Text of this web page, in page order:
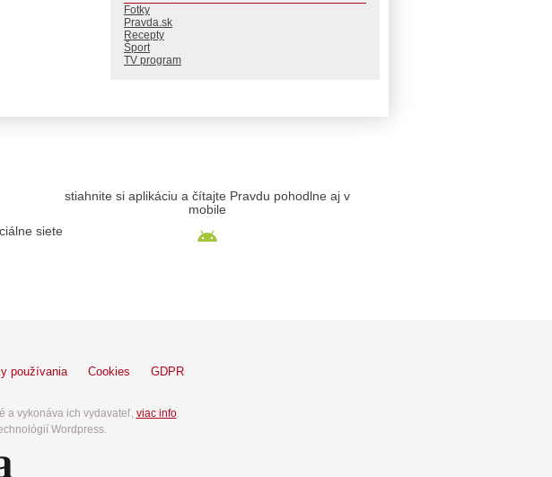
Fotky
Pravda.sk
Recepty
Šport
TV program
siete
stiahnite si aplikáciu a čítajte Pravdu pohodlne aj v
mobile
používania Cookies GDPR
a vykonáva ich vydavateľ, viac info.
Wordpress.